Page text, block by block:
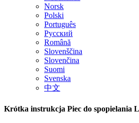
Norsk
Polski
Português
Русский
Română
Slovenščina
Slovenčina
Suomi
Svenska
中文
Krótka instrukcja Piec do spopielania